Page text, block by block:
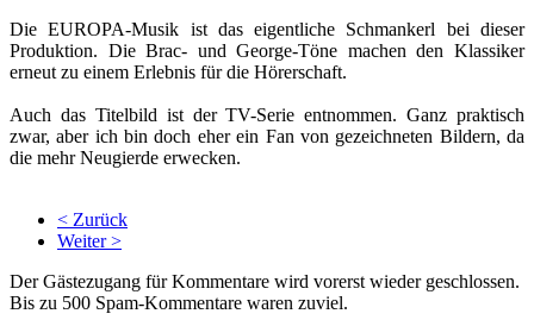
Die EUROPA-Musik ist das eigentliche Schmankerl bei dieser
Produktion. Die Brac- und George-Töne machen den Klassiker
erneut zu einem Erlebnis für die Hörerschaft.
Auch das Titelbild ist der TV-Serie entnommen. Ganz praktisch
zwar, aber ich bin doch eher ein Fan von gezeichneten Bildern, da
die mehr Neugierde erwecken.
< Zurück
Weiter >
Der Gästezugang für Kommentare wird vorerst wieder geschlossen.
Bis zu 500 Spam-Kommentare waren zuviel.